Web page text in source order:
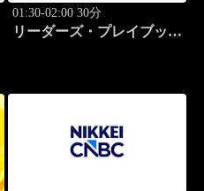
01:30-02:00 30分
リーダーズ・プレイブック